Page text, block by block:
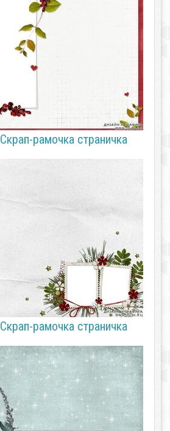
Скрап-рамочка страничка
Скрап-рамочка страничка